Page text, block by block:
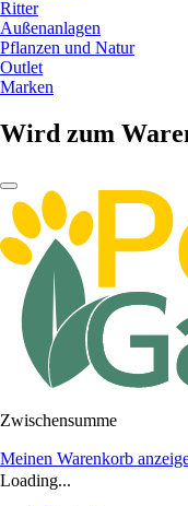
Ritter
Außenanlagen
Pflanzen und Natur
Outlet
Marken
Wird zum
Zwischensumme
Meinen Warenkorb
Loading...